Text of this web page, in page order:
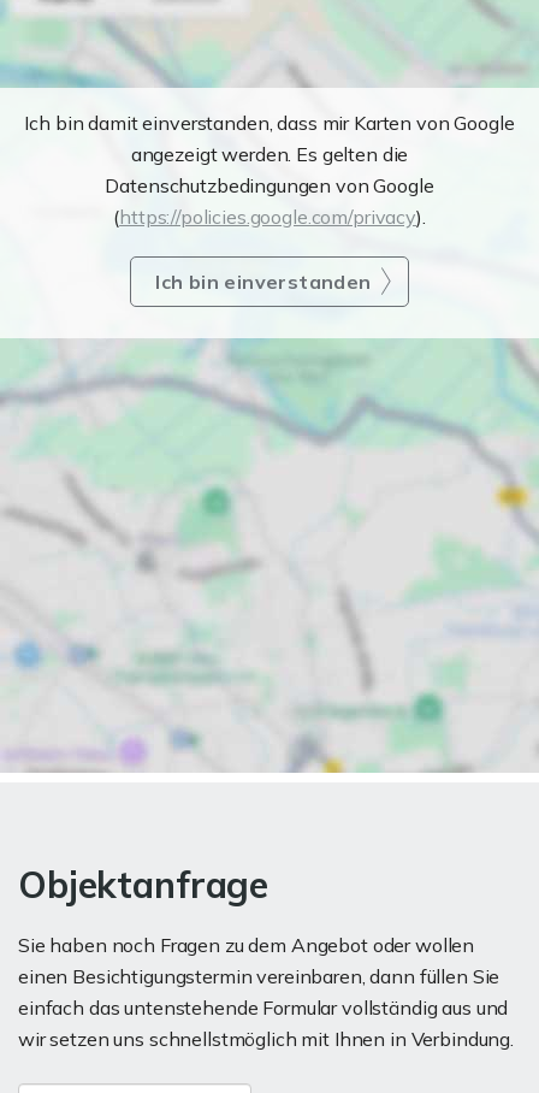
Ich bin damit einverstanden, dass mir Karten von Google
angezeigt werden. Es gelten die
Datenschutzbedingungen von Google
(https://policies.google.com/privacy).
Ich bin einverstanden
Objektanfrage
Sie haben noch Fragen zu dem Angebot oder wollen
einen Besichtigungstermin vereinbaren, dann füllen Sie
einfach das untenstehende Formular vollständig aus und
wir setzen uns schnellstmöglich mit Ihnen in Verbindung.